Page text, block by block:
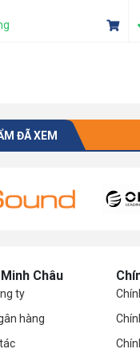
ĐÃ XEM
Châu
ty
hàng